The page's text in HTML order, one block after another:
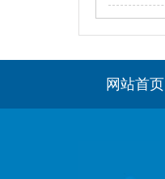
网站首页